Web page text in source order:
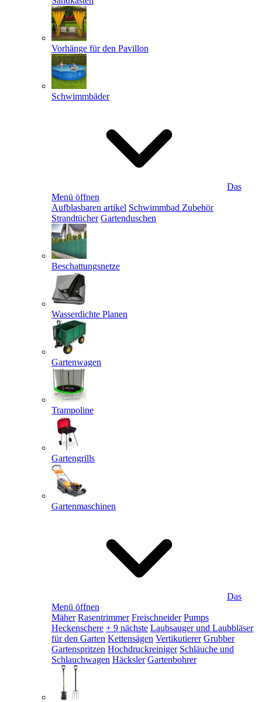
Vorhänge für den Pavillon
Schwimmbäder
Das
Menü öffnen
Aufblasbaren artikel Schwimmbad Zubehör
Strandtücher Gartenduschen
Beschattungsnetze
Wasserdichte Planen
Gartenwagen
Trampoline
Gartengrills
Gartenmaschinen
Das
Menü öffnen
Mäher Rasentrimmer Freischneider Pumps
Heckenschere + 9 nächste Laubsauger und Laubbläser
für den Garten Kettensägen Vertikutierer Grubber
Gartenspritzen Hochdruckreiniger Schläuche und
Schlauchwagen Häcksler Gartenbohrer